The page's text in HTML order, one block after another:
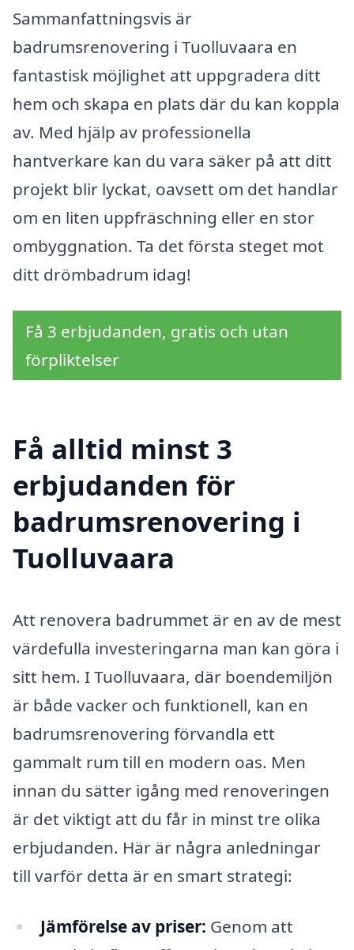
Sammanfattningsvis är
badrumsrenovering i Tuolluvaara en
fantastisk möjlighet att uppgradera ditt
hem och skapa en plats där du kan koppla
av. Med hjälp av professionella
hantverkare kan du vara säker på att ditt
projekt blir lyckat, oavsett om det handlar
om en liten uppfräschning eller en stor
ombyggnation. Ta det första steget mot
ditt drömbadrum idag!
Få 3 erbjudanden, gratis och utan
förpliktelser
Få alltid minst 3
erbjudanden för
badrumsrenovering i
Tuolluvaara
Att renovera badrummet är en av de mest
värdefulla investeringarna man kan göra i
sitt hem. I Tuolluvaara, där boendemiljön
är både vacker och funktionell, kan en
badrumsrenovering förvandla ett
gammalt rum till en modern oas. Men
innan du sätter igång med renoveringen
är det viktigt att du får in minst tre olika
erbjudanden. Här är några anledningar
till varför detta är en smart strategi:
Jämförelse av priser: Genom att